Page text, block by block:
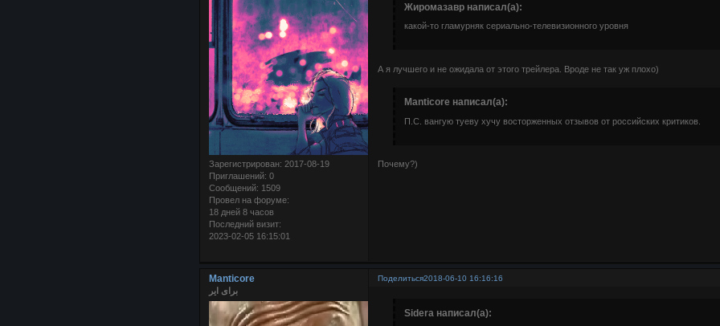
Зарегистрирован: 2017-08-19
Приглашений: 0
Сообщений: 1509
Провел на форуме:
18 дней 8 часов
Последний визит:
2023-02-05 16:15:01
Жиромазавр написал(а):
какой-то гламурняк сериально-телевизионного уровня
А я лучшего и не ожидала от этого трейлера. Вроде не так уж плохо)
Manticore написал(а):
П.С. вангую туеву хучу восторженных отзывов от российских критиков.
Почему?)
Поделиться2018-06-10 16:16:16
Manticore
برای ایر
Sidera написал(а):